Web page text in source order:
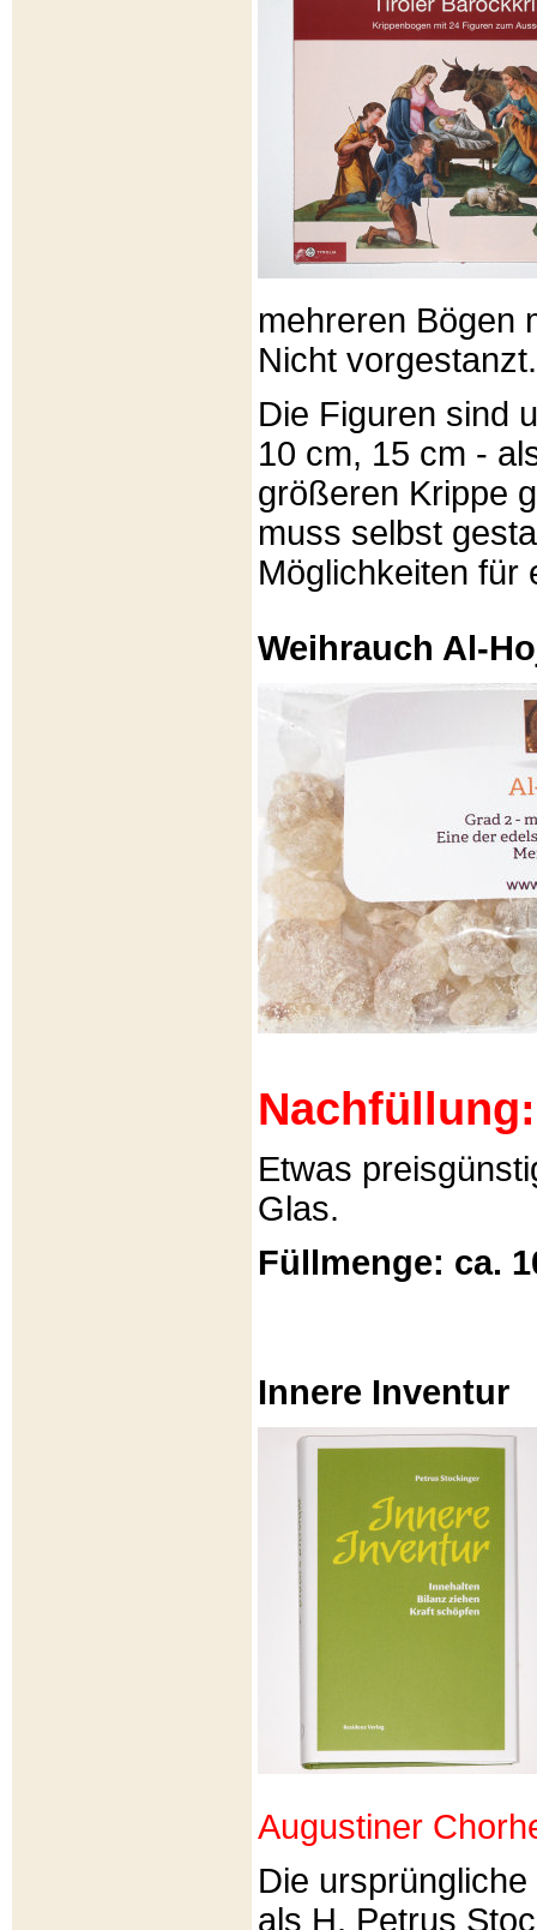
mehreren Bögen
Nicht vorgestanzt.
Die Figuren sind
10 cm, 15 cm -
größeren Krippe
muss selbst
Möglichkeiten für
Weihrauch Al-
Etwas
Glas.
Füllmenge: ca.
Innere Inventur
Augustiner
Die
als H. Petrus